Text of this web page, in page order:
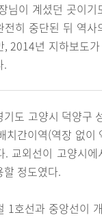
님이 계셨던 곳이
전히 중단된 뒤 역
, 2014년 지하보도
.
기도 고양시 덕양구
치간이역(역장 없이
. 교외선이 고양시
할 정도였다.
1호선과 중앙선이